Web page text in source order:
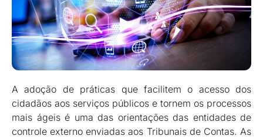
A adoção de práticas que facilitem o acesso dos
cidadãos aos serviços públicos e tornem os processos
mais ágeis é uma das orientações das entidades de
controle externo enviadas aos Tribunais de Contas. As